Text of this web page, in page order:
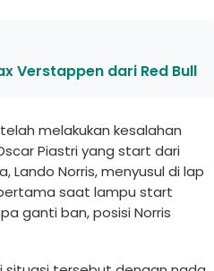
Verstappen dari Red Bull
melakukan kesalahan
Piastri yang start dari
Lando Norris, menyusul di lap
saat lampu start
ganti ban, posisi Norris